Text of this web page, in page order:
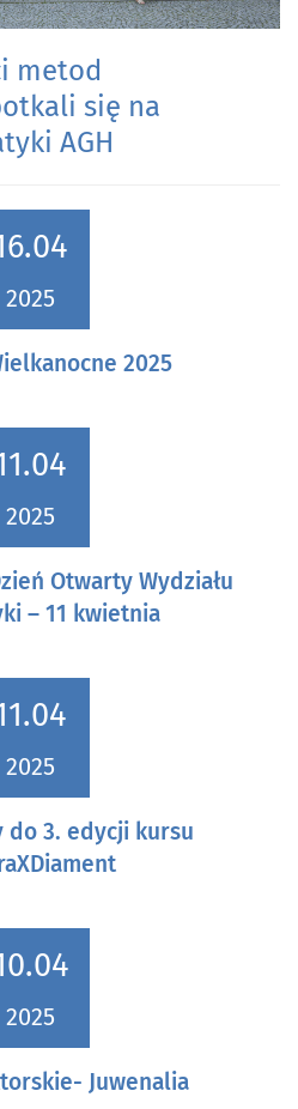
metod
się na
AGH
2025
2025
2025
Otwarty Wydziału
– 11 kwietnia
2025
do 3. edycji kursu
2025
Juwenalia